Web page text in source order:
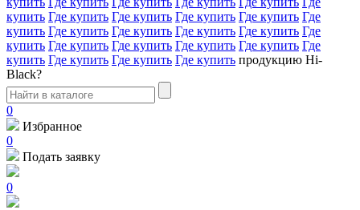
купить Где купить Где купить Где купить Где купить Где
купить Где купить Где купить Где купить Где купить Где
купить Где купить Где купить Где купить Где купить Где
купить Где купить Где купить Где купить продукцию Hi-
Black?
0
Избранное
0
Подать заявку
0